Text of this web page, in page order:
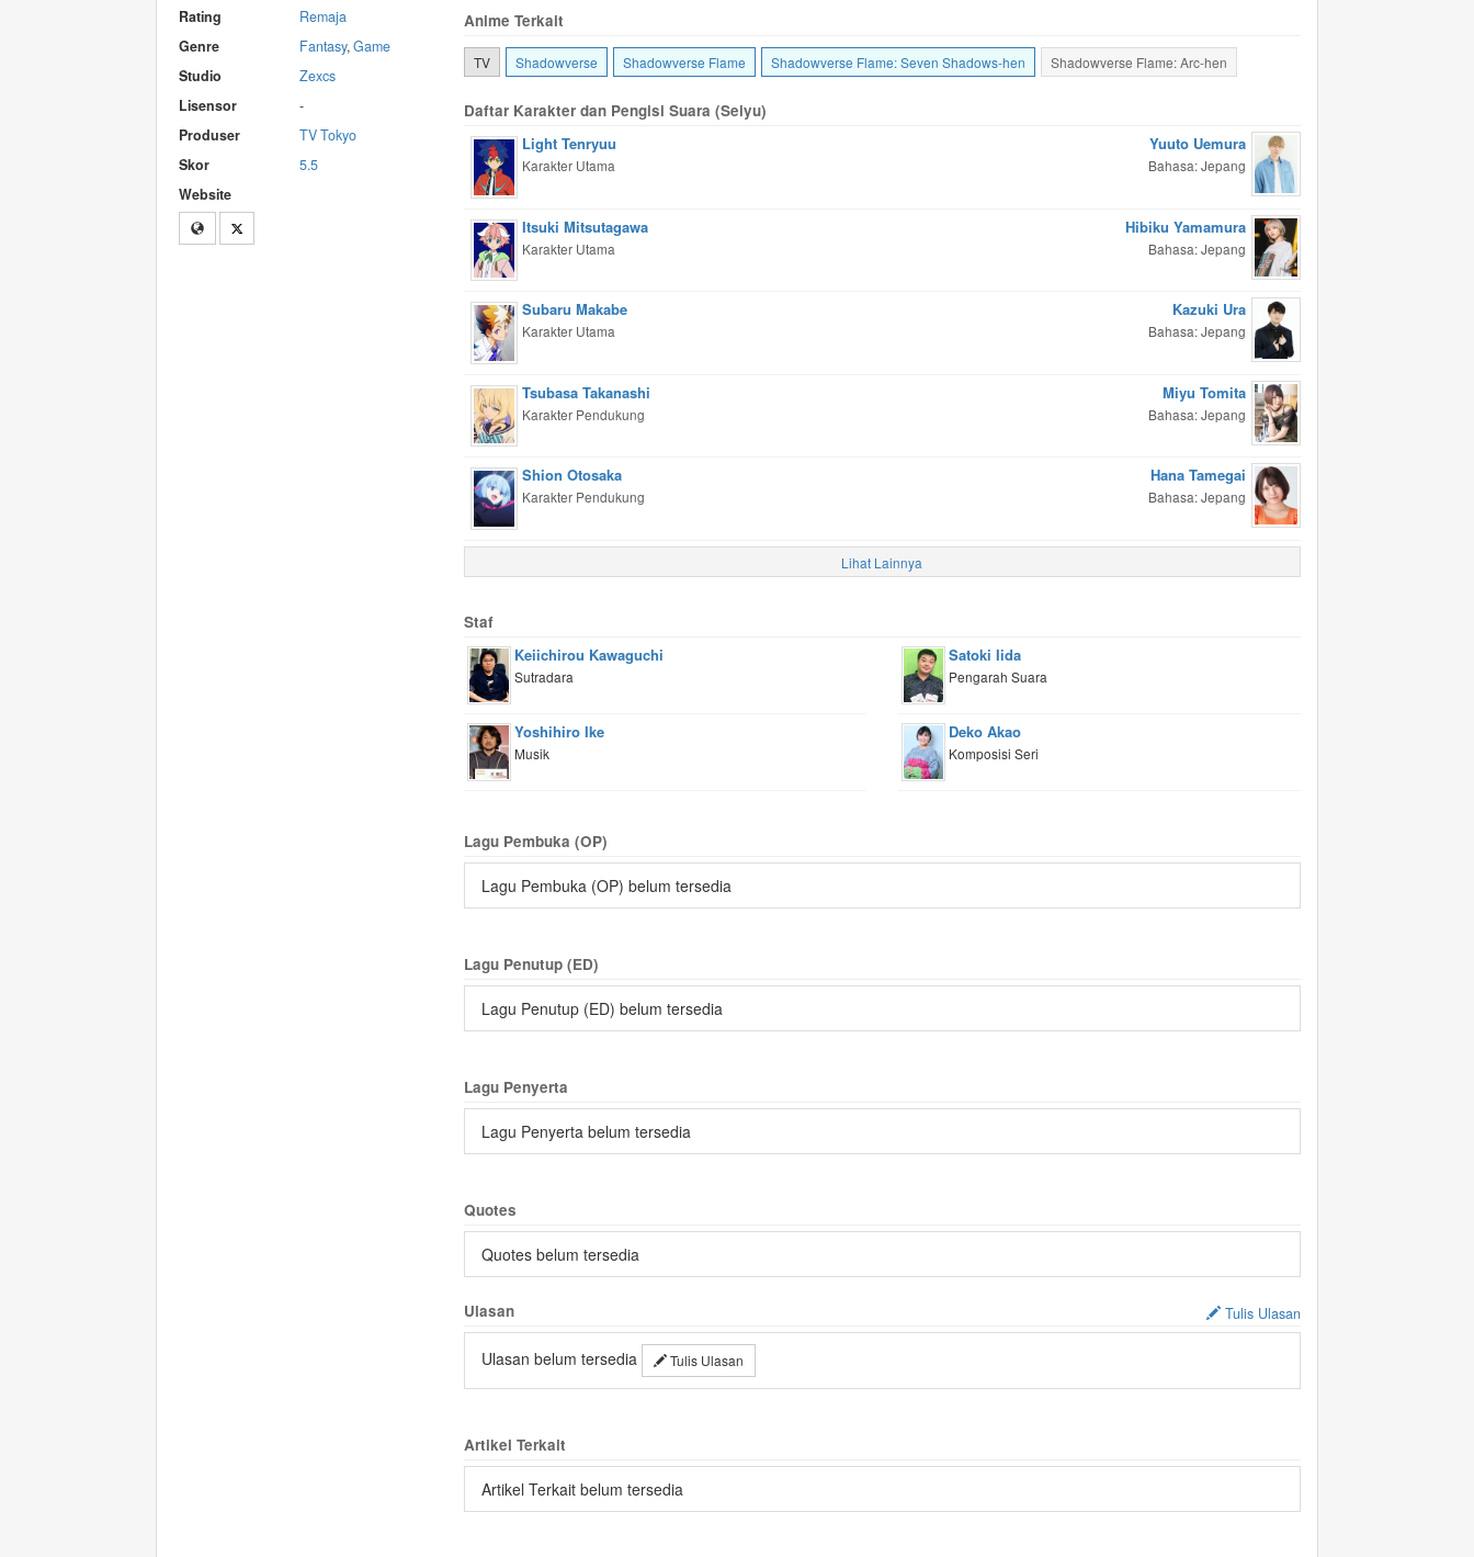
Rating
Remaja
Genre
Fantasy,Game
Studio
Zexcs
Lisensor
-
Produser
TV Tokyo
Skor
5.5
Website
Anime Terkait
TV Shadowverse Shadowverse Flame Shadowverse Flame: Seven Shadows-hen Shadowverse Flame: Arc-hen
Daftar Karakter dan Pengisi Suara (Seiyu)
Light Tenryuu
Karakter Utama
Yuuto Uemura
Bahasa: Jepang
Itsuki Mitsutagawa
Karakter Utama
Hibiku Yamamura
Bahasa: Jepang
Subaru Makabe
Karakter Utama
Kazuki Ura
Bahasa: Jepang
Tsubasa Takanashi
Karakter Pendukung
Miyu Tomita
Bahasa: Jepang
Shion Otosaka
Karakter Pendukung
Hana Tamegai
Bahasa: Jepang
Lihat Lainnya
Staf
Keiichirou Kawaguchi
Sutradara
Satoki Iida
Pengarah Suara
Yoshihiro Ike
Musik
Deko Akao
Komposisi Seri
Lagu Pembuka (OP)
Lagu Pembuka (OP) belum tersedia
Lagu Penutup (ED)
Lagu Penutup (ED) belum tersedia
Lagu Penyerta
Lagu Penyerta belum tersedia
Quotes
Quotes belum tersedia
Ulasan Tulis Ulasan
Ulasan belum tersedia Tulis Ulasan
Artikel Terkait
Artikel Terkait belum tersedia